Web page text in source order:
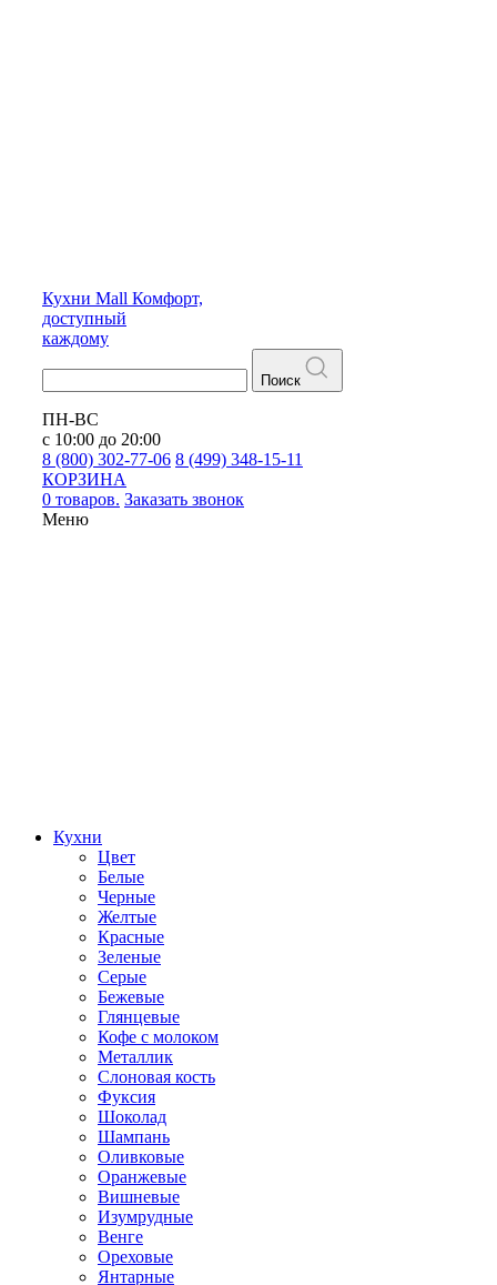
Кухни Mall Комфорт,
доступный
каждому
Поиск
ПН-ВС
с 10:00 до 20:00
8 (800) 302-77-06 8 (499) 348-15-11
КОРЗИНА
0 товаров. Заказать звонок
Меню
Кухни
Цвет
Белые
Черные
Желтые
Красные
Зеленые
Серые
Бежевые
Глянцевые
Кофе с молоком
Металлик
Слоновая кость
Фуксия
Шоколад
Шампань
Оливковые
Оранжевые
Вишневые
Изумрудные
Венге
Ореховые
Янтарные